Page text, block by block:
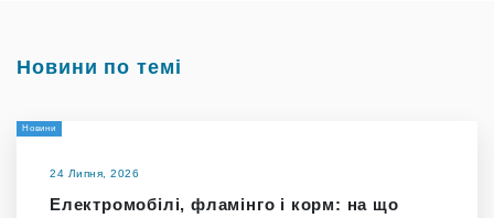
Новини по темі
Новини
24 Липня, 2026
Електромобілі, фламінго і корм: на що